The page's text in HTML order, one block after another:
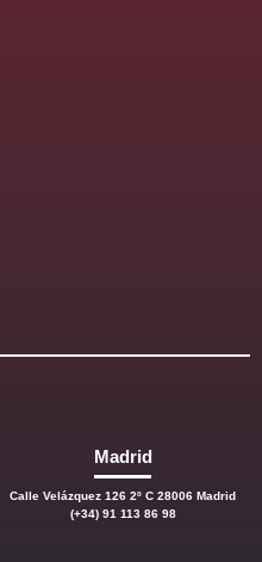
Madrid
Calle Velázquez 126 2º C 28006 Madrid
(+34) 91 113 86 98